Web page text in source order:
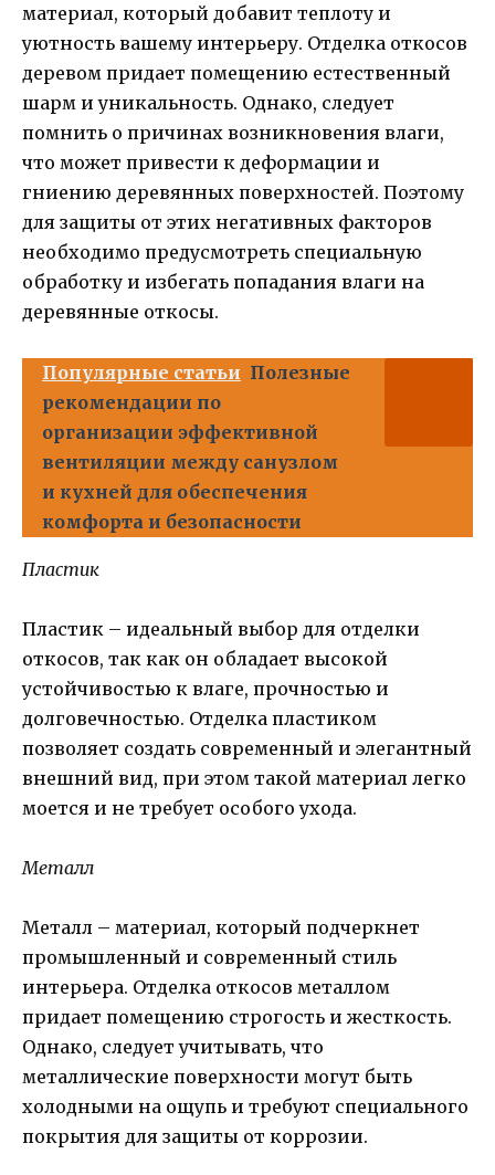
материал, который добавит теплоту и
уютность вашему интерьеру. Отделка откосов
деревом придает помещению естественный
шарм и уникальность. Однако, следует
помнить о причинах возникновения влаги,
что может привести к деформации и
гниению деревянных поверхностей. Поэтому
для защиты от этих негативных факторов
необходимо предусмотреть специальную
обработку и избегать попадания влаги на
деревянные откосы.
Популярные статьи Полезные
рекомендации по
организации эффективной
вентиляции между санузлом
и кухней для обеспечения
комфорта и безопасности
Пластик
Пластик – идеальный выбор для отделки
откосов, так как он обладает высокой
устойчивостью к влаге, прочностью и
долговечностью. Отделка пластиком
позволяет создать современный и элегантный
внешний вид, при этом такой материал легко
моется и не требует особого ухода.
Металл
Металл – материал, который подчеркнет
промышленный и современный стиль
интерьера. Отделка откосов металлом
придает помещению строгость и жесткость.
Однако, следует учитывать, что
металлические поверхности могут быть
холодными на ощупь и требуют специального
покрытия для защиты от коррозии.